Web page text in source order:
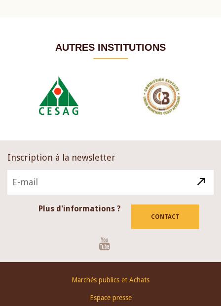
AUTRES INSTITUTIONS
Inscription à la newsletter
Plus d'informations ?
CONTACT
Marchés publics et Achats
Espace presse